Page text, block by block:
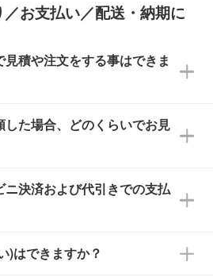
お支払い／配送・納期に
積や注文をする事はできま
文フォームにて『ゲストの
らお進みのうえ、ご依頼く
した場合、どのくらいでお見
にお送りしております。混
お時間をいただくこともご
は、翌営業日以降のご連絡
ニ決済および代引きでの支払
応となります。
)はできますか？